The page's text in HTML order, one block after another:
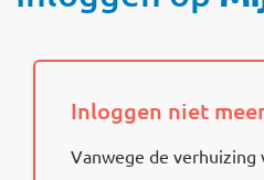
Inloggen niet
Vanwege de verhuizing